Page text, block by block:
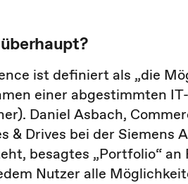
ist definiert als „die
einer abgestimmten
Daniel Asbach,
& Drives bei der Siemens
besagtes „Portfolio“
Nutzer alle